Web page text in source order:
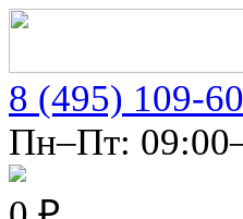
8 (495) 109-
Пн–Пт: